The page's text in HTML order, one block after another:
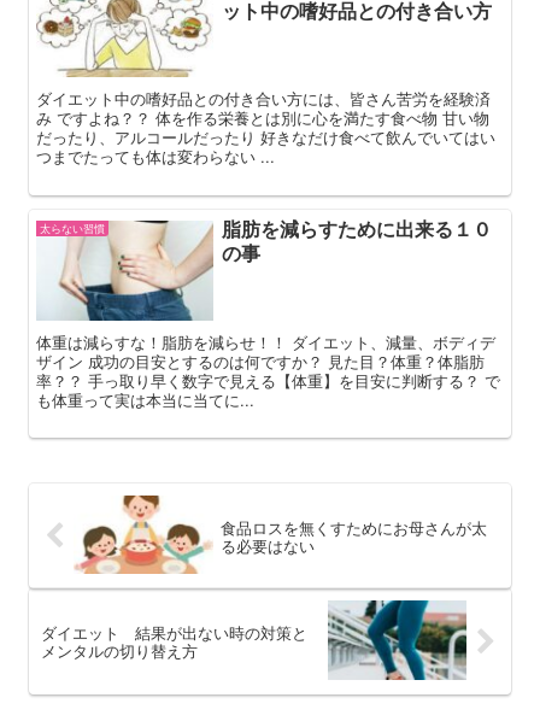
ット中の嗜好品との付き合い方
ダイエット中の嗜好品との付き合い方には、皆さん苦労を経験済
み ですよね？？ 体を作る栄養とは別に心を満たす食べ物 甘い物
だったり、アルコールだったり 好きなだけ食べて飲んでいてはい
つまでたっても体は変わらない ...
太らない習慣
脂肪を減らすために出来る１０
の事
体重は減らすな！脂肪を減らせ！！ ダイエット、減量、ボディデ
ザイン 成功の目安とするのは何ですか？ 見た目？体重？体脂肪
率？？ 手っ取り早く数字で見える【体重】を目安に判断する？ で
も体重って実は本当に当てに...
食品ロスを無くすためにお母さんが太
る必要はない
ダイエット 結果が出ない時の対策と
メンタルの切り替え方